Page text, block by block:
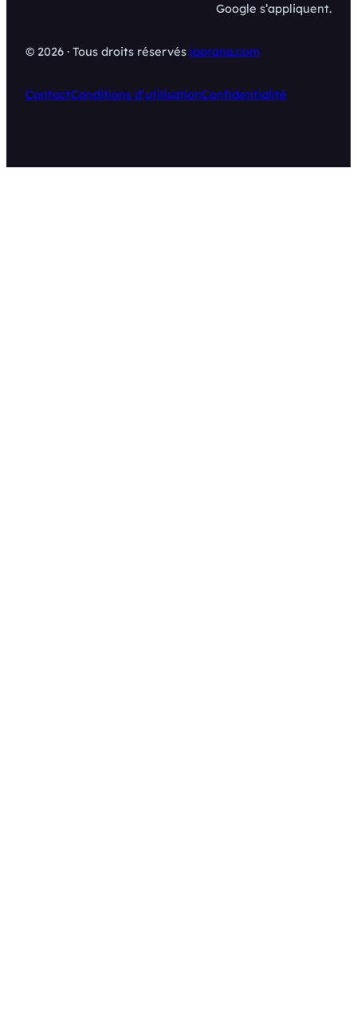
Google s’appliquent.
© 2026 · Tous droits réservés iaorana.com
ContactConditions d’utilisationConfidentialité